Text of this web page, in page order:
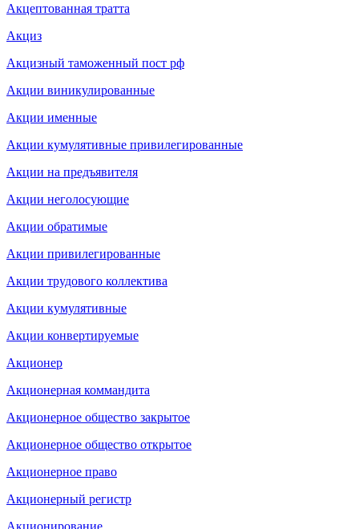
Акцептованная тратта
Акциз
Акцизный таможенный пост рф
Акции виникулированные
Акции именные
Акции кумулятивные привилегированные
Акции на предъявителя
Акции неголосующие
Акции обратимые
Акции привилегированные
Акции трудового коллектива
Акции кумулятивные
Акции конвертируемые
Акционер
Акционерная коммандита
Акционерное общество закрытое
Акционерное общество открытое
Акционерное право
Акционерный регистр
Акционирование